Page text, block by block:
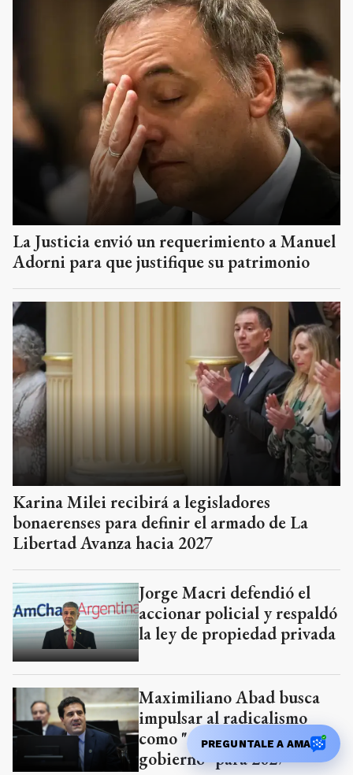
La Justicia envió un requerimiento a Manuel
Adorni para que justifique su patrimonio
Karina Milei recibirá a legisladores
bonaerenses para definir el armado de La
Libertad Avanza hacia 2027
Jorge Macri defendió el
accionar policial y respaldó
la ley de propiedad privada
Maximiliano Abad busca
impulsar al radicalismo
como "alternativa de
gobierno" para 2027
PREGUNTALE A AMA